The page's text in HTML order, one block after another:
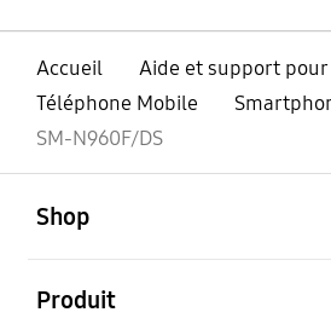
Accueil
Aide et support
Téléphone Mobile
SM-N960F/DS
Shop
Produit